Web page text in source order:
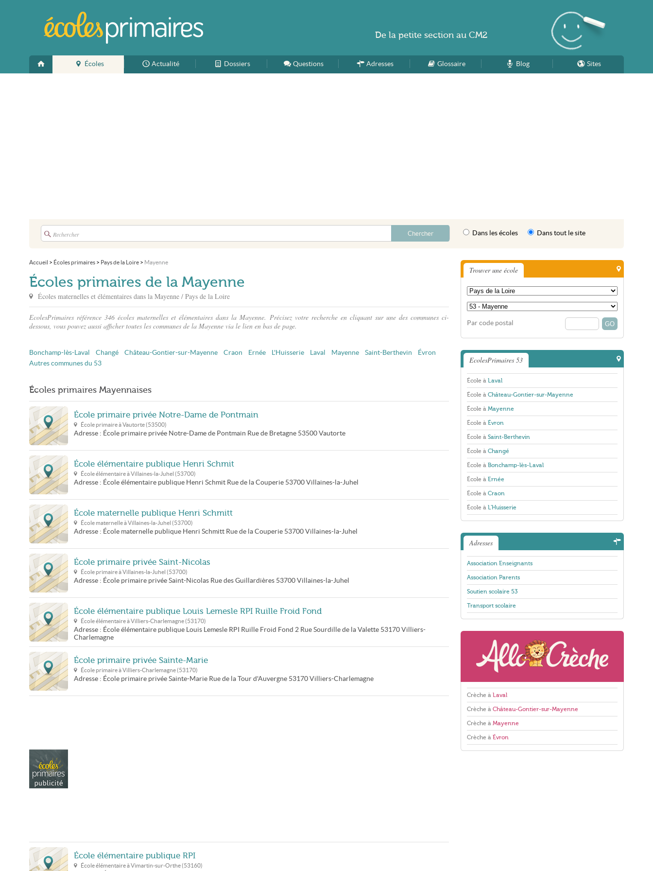
Accueil
Écoles Actualité Dossiers Questions Adresses Glossaire Blog Sites
Dans les écoles Dans tout le site
Accueil > Écoles primaires > Pays de la Loire > Mayenne
Écoles primaires de la Mayenne
Écoles maternelles et élémentaires dans la Mayenne / Pays de la Loire
EcolesPrimaires référence 346 écoles maternelles et élémentaires dans la Mayenne. Précisez votre recherche en cliquant sur une des communes ci-
dessous, vous pouvez aussi afficher toutes les communes de la Mayenne via le lien en bas de page.
Bonchamp-lès-Laval Changé Château-Gontier-sur-Mayenne Craon Ernée L'Huisserie Laval Mayenne Saint-Berthevin
Évron
Autres communes du 53
Écoles primaires Mayennaises
École primaire privée Notre-Dame de Pontmain
École primaire àVautorte (53500)
Adresse : École primaire privée Notre-Dame de Pontmain Rue de Bretagne 53500 Vautorte
École élémentaire publique Henri Schmit
École élémentaire àVillaines-la-Juhel (53700)
Adresse : École élémentaire publique Henri Schmit Rue de la Couperie 53700 Villaines-la-Juhel
École maternelle publique Henri Schmitt
École maternelle àVillaines-la-Juhel (53700)
Adresse : École maternelle publique Henri Schmitt Rue de la Couperie 53700 Villaines-la-Juhel
École primaire privée Saint-Nicolas
École primaire àVillaines-la-Juhel (53700)
Adresse : École primaire privée Saint-Nicolas Rue des Guillardières 53700 Villaines-la-Juhel
École élémentaire publique Louis Lemesle RPI Ruille Froid Fond
École élémentaire àVilliers-Charlemagne (53170)
Adresse : École élémentaire publique Louis Lemesle RPI Ruille Froid Fond 2 Rue Sourdille de la Valette 53170 Villiers-
Charlemagne
École primaire privée Sainte-Marie
École primaire àVilliers-Charlemagne (53170)
Adresse : École primaire privée Sainte-Marie Rue de la Tour d'Auvergne 53170 Villiers-Charlemagne
École élémentaire publique RPI
École élémentaire àVimartin-sur-Orthe (53160)
Trouver une école
Par code postal
EcolesPrimaires 53
École à Laval
École à Château-Gontier-sur-Mayenne
École à Mayenne
École à Évron
École à Saint-Berthevin
École à Changé
École à Bonchamp-lès-Laval
École à Ernée
École à Craon
École à L'Huisserie
Adresses
Association Enseignants
Association Parents
Soutien scolaire 53
Transport scolaire
Crèche à Laval
Crèche à Château-Gontier-sur-Mayenne
Crèche à Mayenne
Crèche à Évron
De la petite section au CM2